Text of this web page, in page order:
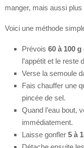
manger, mais aussi plus
Voici une méthode
Prévois 60 à 100
l’appétit et le reste
Verse la semoule
Fais chauffer une
pincée de sel.
Quand l’eau bout,
immédiatement.
Laisse gonfler 5 à